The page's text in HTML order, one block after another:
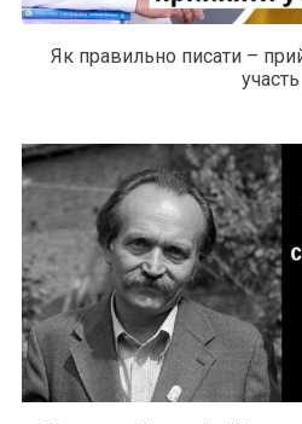
Як правильно писати –
участь